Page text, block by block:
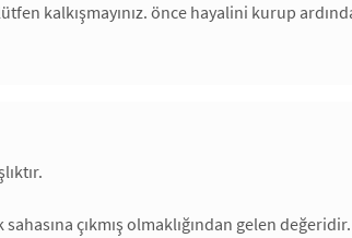
kalkışmayınız. önce hayalini kurup
çıkmış olmaklığından gelen